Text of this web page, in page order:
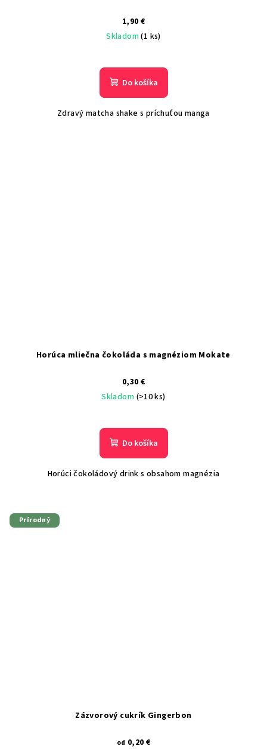
1,90 €
Skladom(1 ks)
Do košíka
Zdravý matcha shake s príchuťou manga
Horúca mliečna čokoláda s magnéziom Mokate
0,30 €
Skladom (>10 ks)
Do košíka
Horúci čokoládový drink s obsahom magnézia
Prírodný
Zázvorový cukrík Gingerbon
od 0,20 €